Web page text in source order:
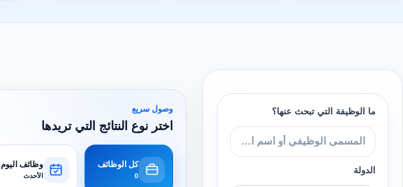
ما الوظيفة التي تبحث عنها؟
الدولة
وصول سريع
اختر نوع النتائج التي تريدها
كل الوظائف
0
وظائف اليوم
الأحدث